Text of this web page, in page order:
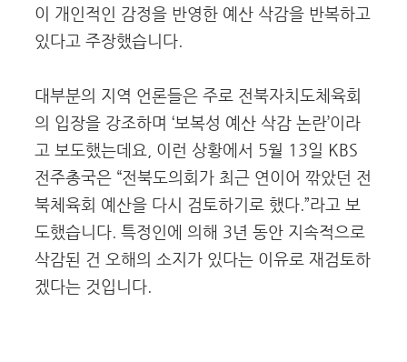
이 개인적인 감정을 반영한 예산 삭감을 반복하고
있다고 주장했습니다.
대부분의 지역 언론들은 주로 전북자치도체육회
의 입장을 강조하며 ‘보복성 예산 삭감 논란’이라
고 보도했는데요, 이런 상황에서 5월 13일 KBS
전주총국은 “전북도의회가 최근 연이어 깎았던 전
북체육회 예산을 다시 검토하기로 했다.”라고 보
도했습니다. 특정인에 의해 3년 동안 지속적으로
삭감된 건 오해의 소지가 있다는 이유로 재검토하
겠다는 것입니다.